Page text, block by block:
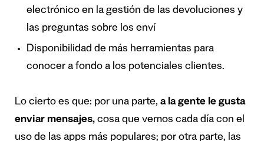
electrónico en la gestión de las devoluciones y
las preguntas sobre los enví
Disponibilidad de más herramientas para
conocer a fondo a los potenciales clientes.
Lo cierto es que: por una parte, a la gente le gusta
enviar mensajes, cosa que vemos cada día con el
uso de las apps más populares; por otra parte, las